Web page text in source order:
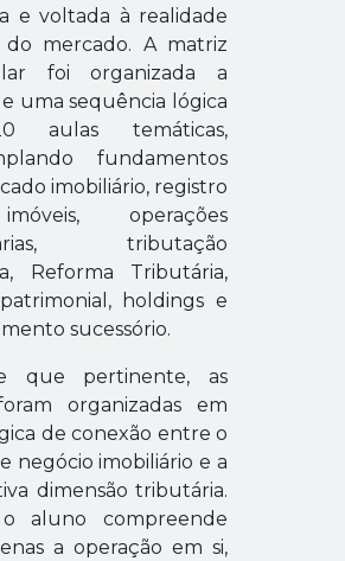
e voltada à realidade
do mercado. A matriz
foi organizada a
uma sequência lógica
aulas temáticas,
fundamentos
imobiliário, registro
operações
tributação
Reforma Tributária,
holdings e
sucessório.
que pertinente, as
organizadas em
de conexão entre o
negócio imobiliário e a
dimensão tributária.
o aluno compreende
a operação em si,